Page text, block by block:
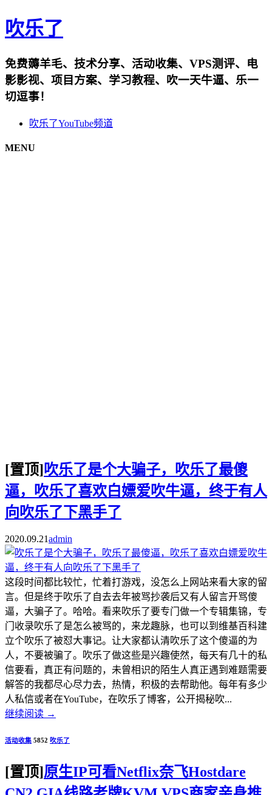
吹乐了
免费薅羊毛、技术分享、活动收集、VPS测评、电
影影视、项目方案、学习教程、吹一天牛逼、乐一
切逗事！
吹乐了YouTube频道
MENU
[置顶]吹乐了是个大骗子，吹乐了最傻
逼，吹乐了喜欢白嫖爱吹牛逼，终于有人
向吹乐了下黑手了
2020.09.21admin
这段时间都比较忙，忙着打游戏，没怎么上网站来看大家的留
言。但是终于吹乐了自去去年被骂抄袭后又有人留言开骂傻
逼，大骗子了。哈哈。看来吹乐了要专门做一个专辑集锦，专
门收录吹乐了是怎么被骂的，来龙趣脉，也可以到维基百科建
立个吹乐了被怼大事记。让大家都认清吹乐了这个傻逼的为
人，不要被骗了。吹乐了做这些是兴趣使然，每天有几十的私
信要看，真正有问题的，未曾相识的陌生人真正遇到难题需要
解答的我都尽心尽力去，热情，积极的去帮助他。每年有多少
人私信或者在YouTube，在吹乐了博客，公开揭秘吹...
继续阅读 →
活动收集 5852 吹乐了
[置顶]原生IP可看Netflix奈飞Hostdare